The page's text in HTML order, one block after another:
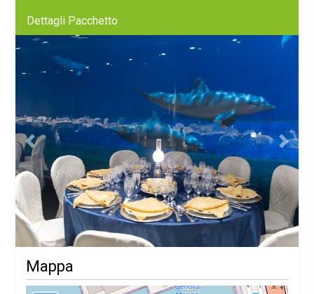
Dettagli Pacchetto
Previous Next
Mappa